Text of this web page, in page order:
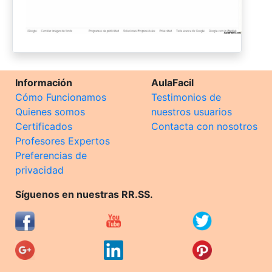
Información
Cómo Funcionamos
Quienes somos
Certificados
Profesores Expertos
Preferencias de
privacidad
AulaFacil
Testimonios de
nuestros usuarios
Contacta con nosotros
Síguenos en nuestras RR.SS.